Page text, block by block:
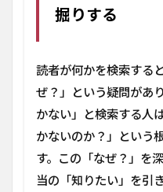
2：読
を構
造化
1.3
ップ
3：答
掘りする
読者が何かを検索する
ぜ？」という疑問があ
かない」と検索する人
かないのか？」という
す。この「なぜ？」を
当の「知りたい」を引